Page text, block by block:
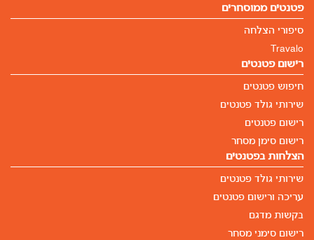
פטנטים ממוסחרים
סיפורי הצלחה
Travalo
רישום פטנטים
חיפוש פטנטים
שירותי גולד פטנטים
רישום פטנטים
רישום סימן מסחר
הצלחות בפטנטים
שירותי גולד פטנטים
עריכה ורישום פטנטים
בקשות מדגם
רישום סימני מסחר